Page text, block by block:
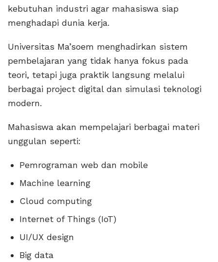
kebutuhan industri agar mahasiswa siap
menghadapi dunia kerja.
Universitas Ma’soem menghadirkan sistem
pembelajaran yang tidak hanya fokus pada
teori, tetapi juga praktik langsung melalui
berbagai project digital dan simulasi teknologi
modern.
Mahasiswa akan mempelajari berbagai materi
unggulan seperti:
Pemrograman web dan mobile
Machine learning
Cloud computing
Internet of Things (IoT)
UI/UX design
Big data